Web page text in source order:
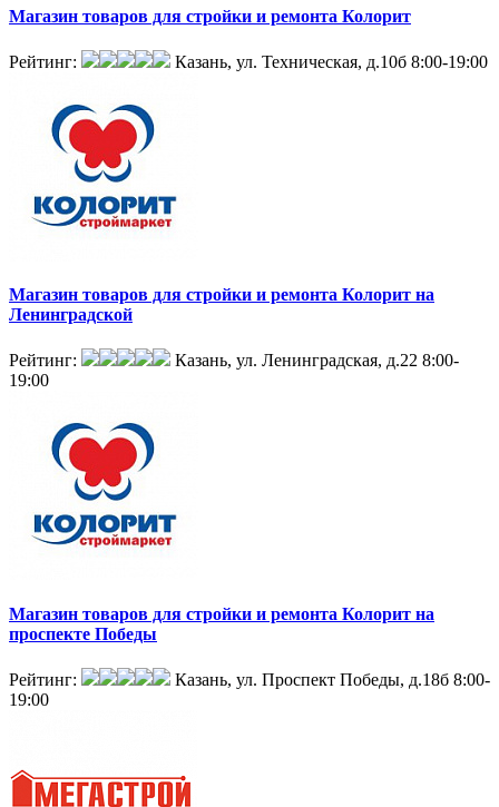
Магазин товаров для стройки и ремонта Колорит
Рейтинг: Казань, ул. Техническая, д.10б 8:00-19:00
Магазин товаров для стройки и ремонта Колорит на
Ленинградской
Рейтинг: Казань, ул. Ленинградская, д.22 8:00-
19:00
Магазин товаров для стройки и ремонта Колорит на
проспекте Победы
Рейтинг: Казань, ул. Проспект Победы, д.18б 8:00-
19:00